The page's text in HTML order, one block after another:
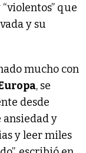
que
y su
mucho con
, se
desde
ansiedad y
y leer miles